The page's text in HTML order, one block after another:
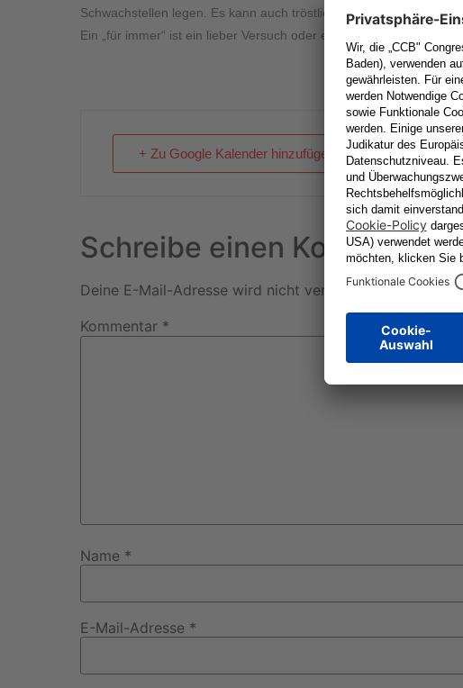
Schwachstellen legen. Es kann auch tröstlich sein, wenn man
Ein „für immer“ ist ein lieber Versuch oder ein frommer Wunsch,
+ Zu Google Kalender hinzufügen
Schreibe einen Kommentar
Deine E-Mail-Adresse wird nicht veröffentlicht.
Kommentar *
Name *
E-Mail-Adresse *